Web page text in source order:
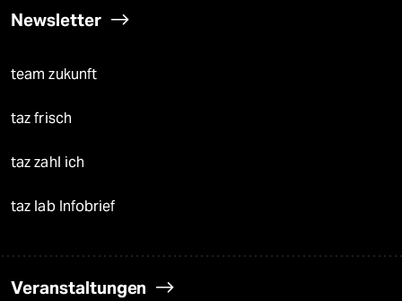
Newsletter
team zukunft
taz frisch
taz zahl ich
taz lab Infobrief
Veranstaltungen